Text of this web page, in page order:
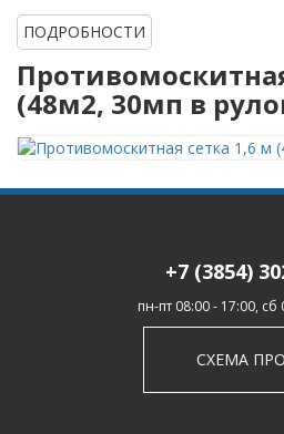
ПОДРОБНОСТИ
(48м2, 30мп в
+7 (3854)
пн-пт 08:00 - 17:00, сб
СХЕМА